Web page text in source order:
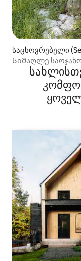
საცხოვრებელი
Სიმაღლე